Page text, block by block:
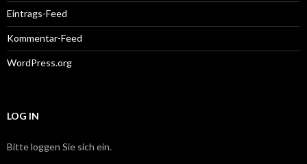
Eintrags-Feed
Kommentar-Feed
WordPress.org
LOG IN
Bitte loggen Sie sich ein.